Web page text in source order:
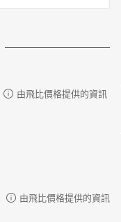
由飛比價格提供的資訊
由飛比價格提供的資訊